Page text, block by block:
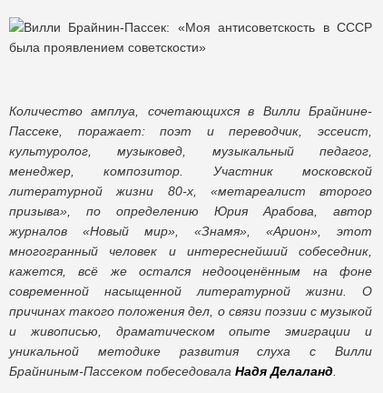
Количество амплуа, сочетающихся в Вилли Брайнине-
Пассеке, поражает: поэт и переводчик, эссеист,
культуролог, музыковед, музыкальный педагог,
менеджер, композитор. Участник московской
литературной жизни 80-х, «метареалист второго
призыва», по определению Юрия Арабова, автор
журналов «Новый мир», «Знамя», «Арион», этот
многогранный человек и интереснейший собеседник,
кажется, всё же остался недооценённым на фоне
современной насыщенной литературной жизни. О
причинах такого положения дел, о связи поэзии с музыкой
и живописью, драматическом опыте эмиграции и
уникальной методике развития слуха с Вилли
Брайниным-Пассеком побеседовала Надя Делаланд